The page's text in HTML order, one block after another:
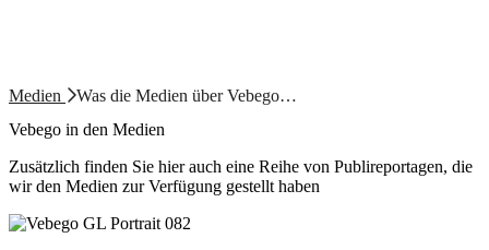
Medien
Was die Medien über Vebego…
Vebego in den Medien
Zusätzlich finden Sie hier auch eine Reihe von Publireportagen, die
wir den Medien zur Verfügung gestellt haben